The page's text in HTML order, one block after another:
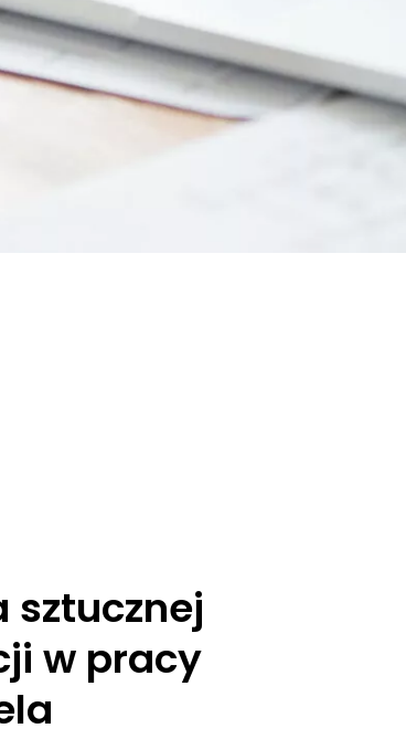
sztucznej
w pracy